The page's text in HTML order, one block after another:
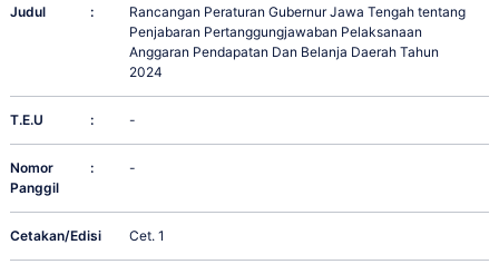
Judul :
Rancangan Peraturan Gubernur Jawa Tengah tentang
Penjabaran Pertanggungjawaban Pelaksanaan
Anggaran Pendapatan Dan Belanja Daerah Tahun
2024
T.E.U : -
Nomor
Panggil
: -
Cetakan/Edisi
: Cet. 1